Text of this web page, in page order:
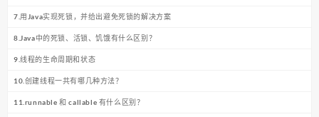
7.用Java实现死锁，并给出避免死锁的解决方案
8.Java中的死锁、活锁、饥饿有什么区别？
9.线程的生命周期和状态
10.创建线程一共有哪几种方法？
11.runnable 和 callable 有什么区别？